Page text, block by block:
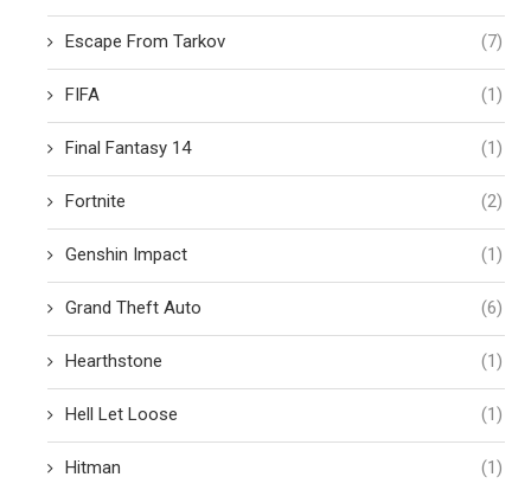
Escape From Tarkov (7)
FIFA (1)
Final Fantasy 14 (1)
Fortnite (2)
Genshin Impact (1)
Grand Theft Auto (6)
Hearthstone (1)
Hell Let Loose (1)
Hitman (1)